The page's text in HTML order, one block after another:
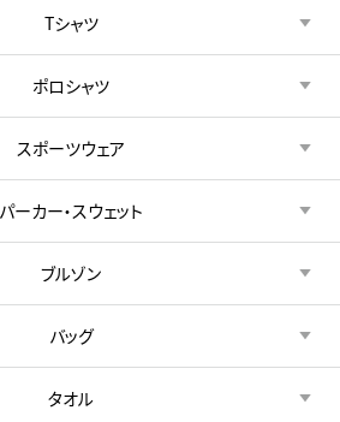
Tシャツ
ポロシャツ
スポーツウェア
パーカー・スウェット
ブルゾン
バッグ
タオル